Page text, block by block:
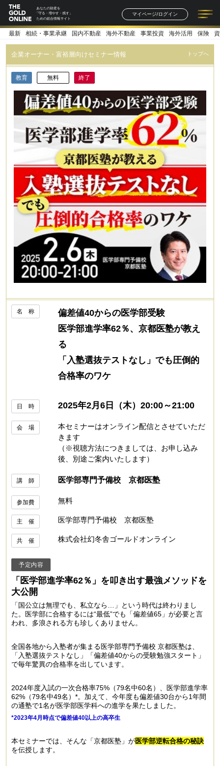
あなたの財産を
「守る・増やす・残す」
ための総合情報サイト
マイページ/ログイン
記事一覧 連載一覧
著者一覧 書籍一覧
最新 相続・事業承継 国内不動産 海外不動産 事業投資 海外活用 保険
企業オーナー・富裕層向けセミナー情報 トップへ
教育 無料 終了
名 称
偏差値40からの医学部受験
医学部進学率62％、京都医塾が教え
る
「入塾選抜テストなし」でも圧倒的
合格率のワケ
日 時 2025年2月6日（木）20:00～21:00
会 場
本セミナーはオンライン配信とさせていただ
きます
（※視聴方法につきましては、お申し込み
後、別途ご案内いたします）
講 師 医学部専門予備校 京都医塾
参加費 無料
主 催 医学部専門予備校 京都医塾
共 催 株式会社幻冬舎ゴールドオンライン
予定内容
「医学部進学率62％」を叩き出す最強メソッドを
大公開
「国公立は無理でも、私立なら…」という時代は終わりまし
た。医学部に合格するには“最低”でも「偏差値65」が必要と言
われ、多浪される方も珍しくありません。
全国各地から入塾者が集まる医学部専門予備校 京都医塾は、
「入塾選抜テストなし」「偏差値40からの受験勉強スタート」
で毎年驚異の合格率を出しています。
2024年度入試の一次合格率75%（79名中60名）、医学部進学率
62%（79名中49名）*。加えて、今年度も偏差値30台から1年間
の通塾で1名が医学部医学科への進学を果たしました。
*2023年4月時点で偏差値40以上の高卒生
本セミナーでは、そんな「京都医塾」が医学部逆転合格の秘訣
を伝授します。